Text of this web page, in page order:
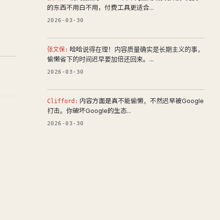
的东西不用白不用，付费工具更适合...
2026-03-30
张文保:
偷懒省下的时间迟早要加倍还回来。...
2026-03-30
Clifford:
打击。你破坏Google的生态...
2026-03-30